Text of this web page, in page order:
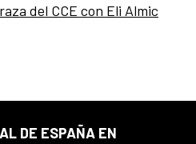
del CCE con Eli Almic
DE ESPAÑA EN